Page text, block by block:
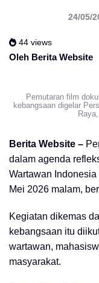
24/05/
44 views
Oleh Berita Website
Pemutaran film
kebangsaan digelar
Berita Website –
dalam agenda
Wartawan
Mei 2026 malam,
Kegiatan dikemas
kebangsaan itu
wartawan,
masyarakat.